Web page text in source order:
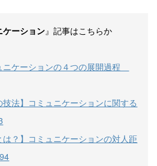
ケーション』記事はこちらか
ニケーションの４つの展開過程
技法】コミュニケーションに関する
は？】コミュニケーションの対人距